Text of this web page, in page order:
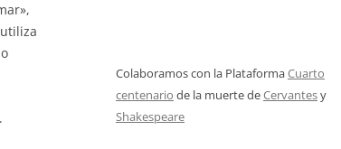
Colaboramos con la PlataformaCuarto
centenario de la muerte deCervantesy
Shakespeare